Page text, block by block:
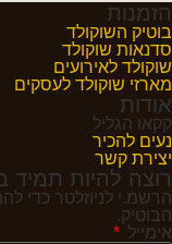
הזמנות
בוטיק השוקולד
סדנאות שוקולד
שוקולד לאירועים
מארזי שוקולד לעסקים
אודות
קקאו הגליל
נעים להכיר
יצירת קשר
רוצה להיות תמיד
הרשמ.י לניוזלטר כדי
הבוטיק.
אימייל